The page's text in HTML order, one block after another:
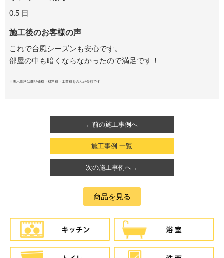
0.5 日
施工後のお客様の声
これで台風シーズンも安心です。
部屋の中も暗くならなかったので満足です！
※表示価格は商品価格・材料費・工事費を含んだ金額です
←前の施工事例へ
施工事例 一覧
次の施工事例へ→
商品を見る